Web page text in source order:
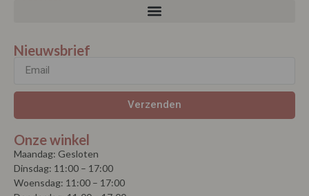
Nieuwsbrief
Verzenden
Onze winkel
Maandag: Gesloten
Dinsdag: 11:00 – 17:00
Woensdag: 11:00 – 17:00